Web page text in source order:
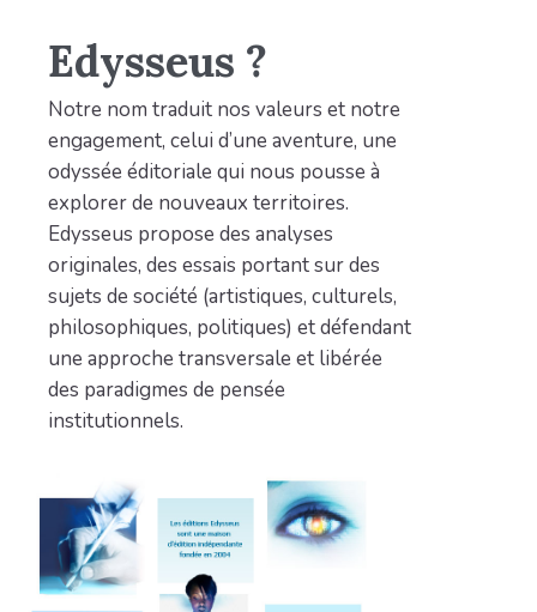
Edysseus ?
Notre nom traduit nos valeurs et notre
engagement, celui d’une aventure, une
odyssée éditoriale qui nous pousse à
explorer de nouveaux territoires.
Edysseus propose des analyses
originales,des essais portant sur des
sujets de société (artistiques, culturels,
philosophiques, politiques) et défendant
une approche transversale et libérée
des paradigmes de pensée
institutionnels.